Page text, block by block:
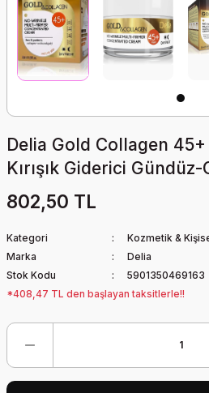
Delia Gold Collagen
Kırışık Giderici
802,50 TL
Kategori
Kozmetik &
Marka
Delia
Stok Kodu
5901350469163
*408,47 TL den başlayan taksitlerle!!